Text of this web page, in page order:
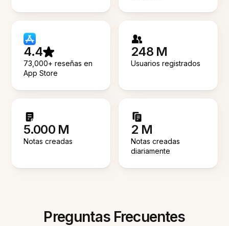
4.4
73,000+ reseñas en
App Store
248 M
Usuarios registrados
5.000 M
Notas creadas
2 M
Notas creadas
diariamente
Preguntas Frecuentes